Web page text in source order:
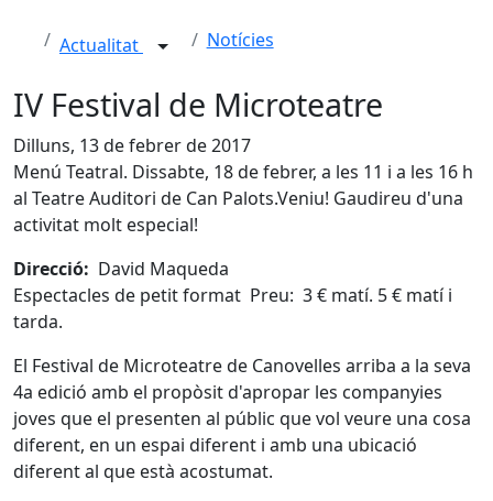
Actualitat Notícies
IV Festival de Microteatre
Dilluns, 13 de febrer de 2017
Menú Teatral. Dissabte, 18 de febrer, a les 11 i a les 16 h
al Teatre Auditori de Can Palots.Veniu! Gaudireu d'una
activitat molt especial!
Direcció: David Maqueda
Espectacles de petit format Preu: 3 € matí. 5 € matí i
tarda.
El Festival de Microteatre de Canovelles arriba a la seva
4a edició amb el propòsit d'apropar les companyies
joves que el presenten al públic que vol veure una cosa
diferent, en un espai diferent i amb una ubicació
diferent al que està acostumat.